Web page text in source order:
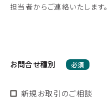
担当者からご連絡いたします。
お問合せ種別 必須
新規お取引のご相談